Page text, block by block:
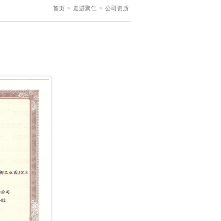
首页 > 走进聚仁 > 公司资质